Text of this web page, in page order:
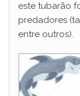
este tubarão
predadores
entre outros).